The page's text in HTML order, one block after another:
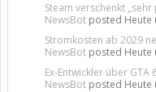
Steam verschenkt „sehr
NewsBot posted Heute
Stromkosten ab 2029
NewsBot posted Heute
Ex-Entwickler über GTA
NewsBot posted Heute